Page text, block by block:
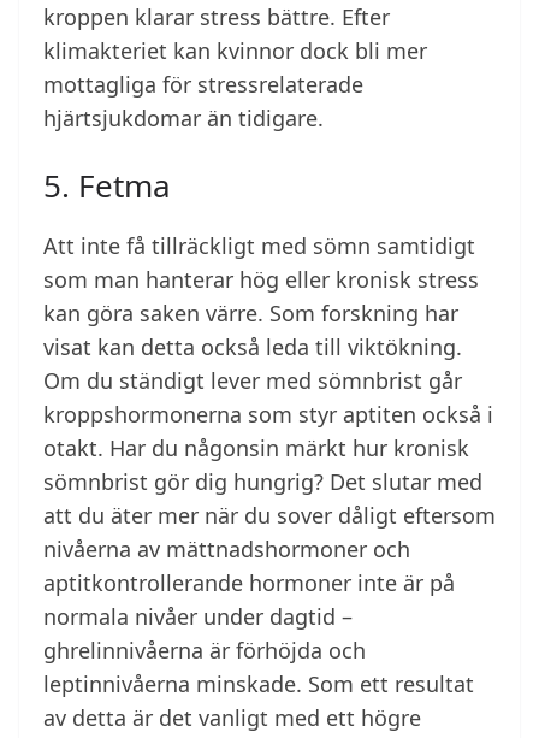
kroppen klarar stress bättre. Efter
klimakteriet kan kvinnor dock bli mer
mottagliga för stressrelaterade
hjärtsjukdomar än tidigare.
5. Fetma
Att inte få tillräckligt med sömn samtidigt
som man hanterar hög eller kronisk stress
kan göra saken värre. Som forskning har
visat kan detta också leda till viktökning.
Om du ständigt lever med sömnbrist går
kroppshormonerna som styr aptiten också i
otakt. Har du någonsin märkt hur kronisk
sömnbrist gör dig hungrig? Det slutar med
att du äter mer när du sover dåligt eftersom
nivåerna av mättnadshormoner och
aptitkontrollerande hormoner inte är på
normala nivåer under dagtid –
ghrelinnivåerna är förhöjda och
leptinnivåerna minskade. Som ett resultat
av detta är det vanligt med ett högre